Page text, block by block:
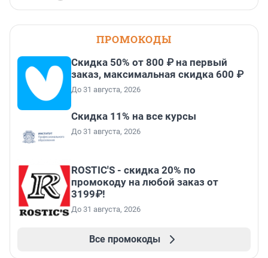
ПРОМОКОДЫ
Скидка 50% от 800 ₽ на первый
заказ, максимальная скидка 600 ₽
До 31 августа, 2026
Скидка 11% на все курсы
До 31 августа, 2026
ROSTIC'S - скидка 20% по
промокоду на любой заказ от
3199₽!
До 31 августа, 2026
Все промокоды